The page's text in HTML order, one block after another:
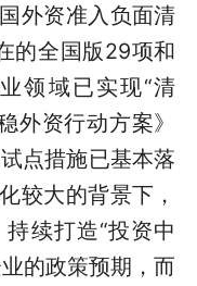
外资准入负面清
的全国版29项和
领域已实现“清
外资行动方案》
点措施已基本落
较大的背景下，
续打造“投资中
的政策预期，而